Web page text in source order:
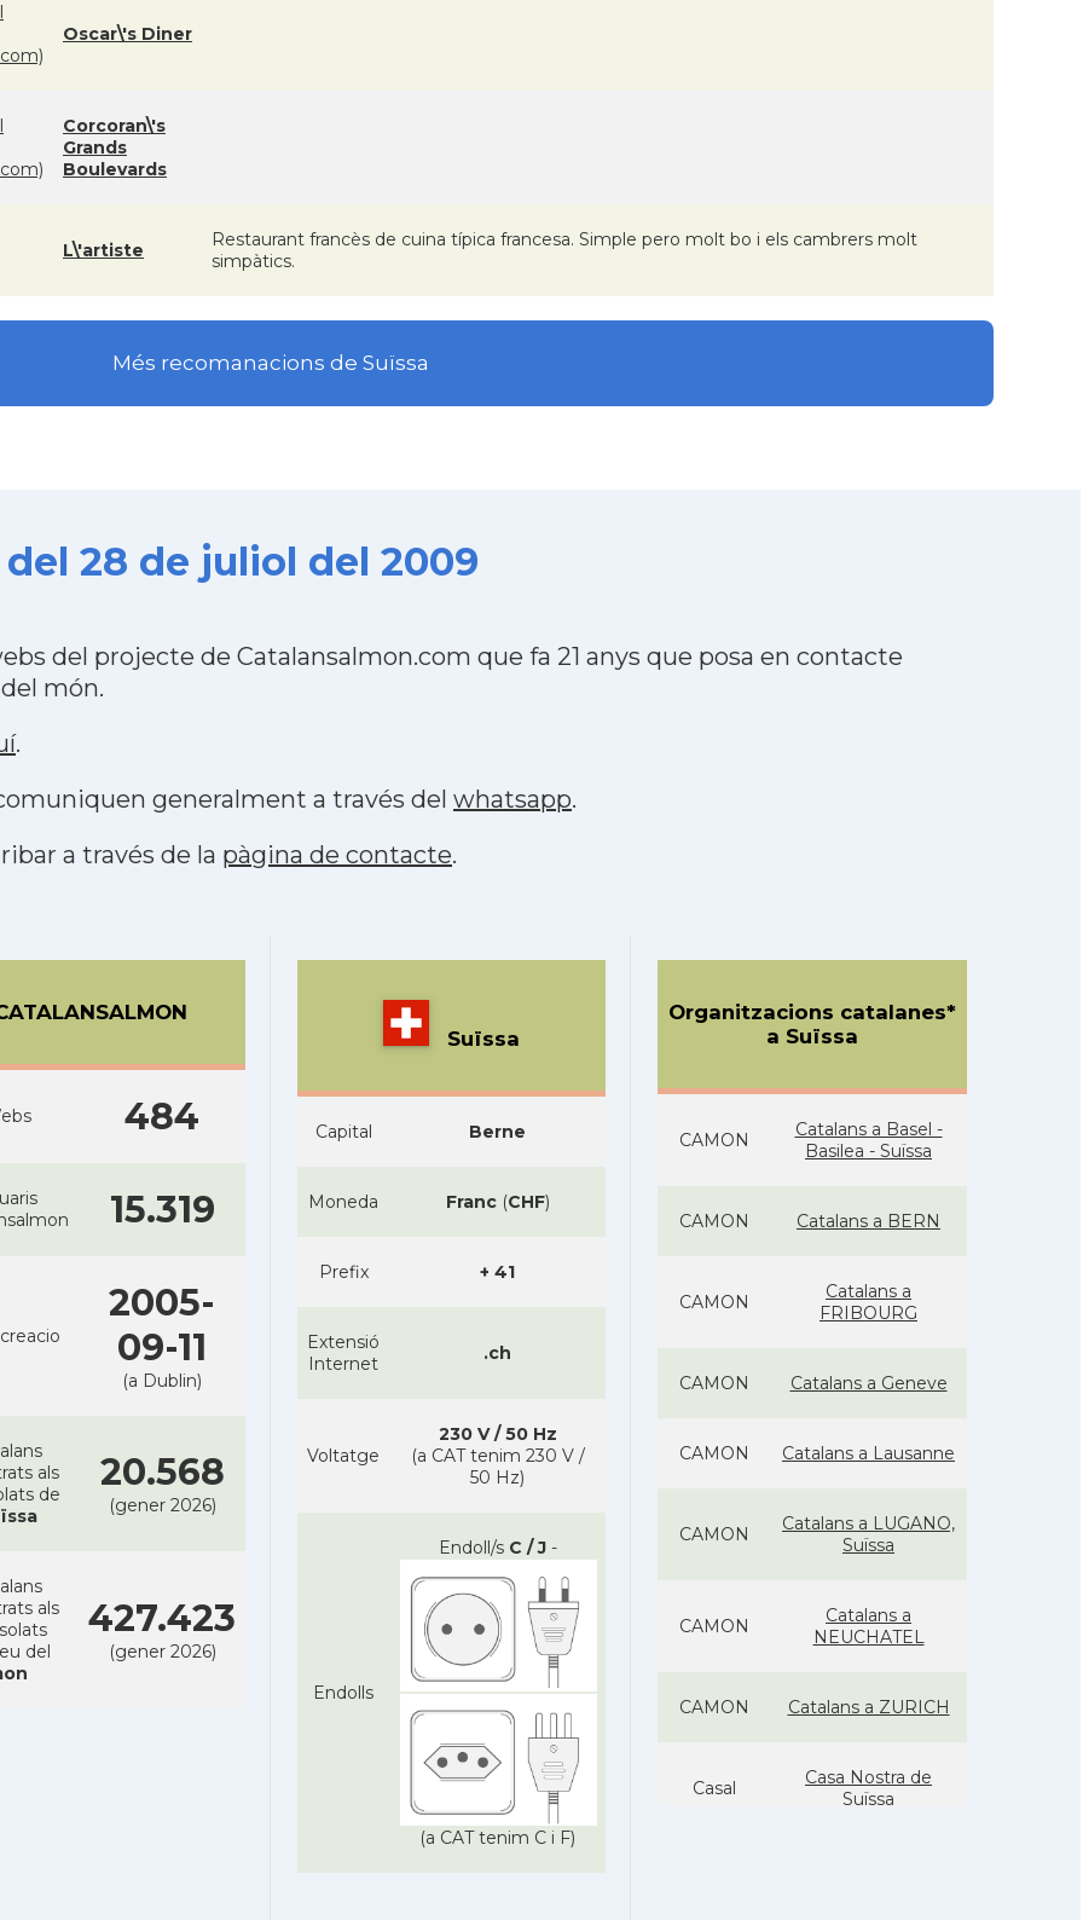
Oscar\'s Diner
Corcoran\'s
Grands
Boulevards
L\'artiste
Restaurant francès de cuina típica francesa. Simple pero molt bo i els cambrers molt
simpàtics.
Més recomanacions de Suïssa
28 de juliol del 2009
del projecte de Catalansalmon.com que fa 21 anys que posa en contacte
món.
.
generalment a través del whatsapp.
a través de la pàgina de contacte.
484
15.319
2005-
09-11
(a Dublin)
als
de
20.568
(gener 2026)
als
del
427.423
(gener 2026)
Suïssa
Capital Berne
Moneda Franc(CHF)
Prefix + 41
Extensió
Internet
.ch
Voltatge
230 V / 50 Hz
(a CAT tenim 230 V /
50 Hz)
Endolls
Endoll/s C / J-
(a CAT tenim C i F)
Organitzacions catalanes*
a Suïssa
CAMON
Catalans a Basel -
Basilea - Suïssa
CAMON Catalans a BERN
CAMON
Catalans a
FRIBOURG
CAMON Catalans a Geneve
CAMON Catalans a Lausanne
CAMON
Catalans a LUGANO,
Suïssa
CAMON
Catalans a
NEUCHATEL
CAMON Catalans a ZURICH
Casal
Casa Nostra de
Suïssa